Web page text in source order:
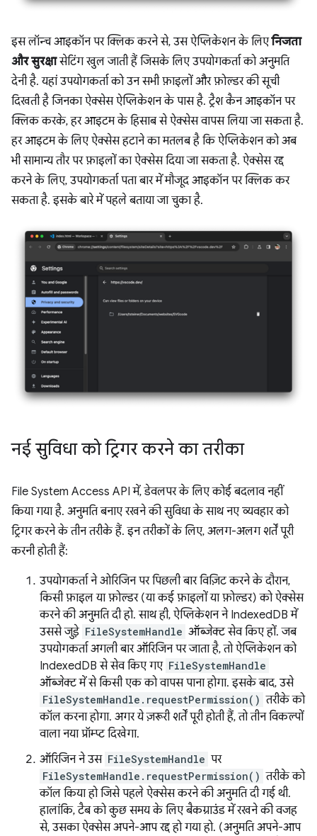
इस लॉन्च आइकॉन पर क्लिक करने से, उस ऐप्लिकेशन के लिएनिजता
और सुरक्षासेटिंग खुल जाती हैं जिसके लिए उपयोगकर्ता को अनुमति
देनी है. यहां उपयोगकर्ता को उन सभी फ़ाइलों और फ़ोल्डर की सूची
दिखती है जिनका ऐक्सेस ऐप्लिकेशन के पास है. ट्रैश कैन आइकॉन पर
क्लिक करके, हर आइटम के हिसाब से ऐक्सेस वापस लिया जा सकता है.
हर आइटम के लिए ऐक्सेस हटाने का मतलब है कि ऐप्लिकेशन को अब
भी सामान्य तौर पर फ़ाइलों का ऐक्सेस दिया जा सकता है. ऐक्सेस रद्द
करने के लिए, उपयोगकर्ता पता बार में मौजूद आइकॉन पर क्लिक कर
सकता है. इसके बारे में पहले बताया जा चुका है.
नई सुविधा को ट्रिगर करने का तरीका
File System Access API में, डेवलपर के लिए कोई बदलाव नहीं
किया गया है. अनुमति बनाए रखने की सुविधा के साथ नए व्यवहार को
ट्रिगर करने के तीन तरीके हैं. इन तरीकों के लिए, अलग-अलग शर्तें पूरी
करनी होती हैं:
उपयोगकर्ता ने ओरिजिन पर पिछली बार विज़िट करने के दौरान,
किसी फ़ाइल या फ़ोल्डर (या कई फ़ाइलों या फ़ोल्डर) को ऐक्सेस
करने की अनुमति दी हो. साथ ही, ऐप्लिकेशन ने IndexedDB में
उससे जुड़े FileSystemHandle ऑब्जेक्ट सेव किए हों. जब
उपयोगकर्ता अगली बार ऑरिजिन पर जाता है, तो ऐप्लिकेशन को
IndexedDB से सेव किए गए FileSystemHandle
ऑब्जेक्ट में से किसी एक को वापस पाना होगा. इसके बाद, उसे
FileSystemHandle.requestPermission() तरीके को
कॉल करना होगा. अगर ये ज़रूरी शर्तें पूरी होती हैं, तो तीन विकल्पों
वाला नया प्रॉम्प्ट दिखेगा.
ऑरिजिन ने उस FileSystemHandle पर
FileSystemHandle.requestPermission() तरीके को
कॉल किया हो जिसे पहले ऐक्सेस करने की अनुमति दी गई थी.
हालांकि, टैब को कुछ समय के लिए बैकग्राउंड में रखने की वजह
से, उसका ऐक्सेस अपने-आप रद्द हो गया हो. (अनुमति अपने-आप